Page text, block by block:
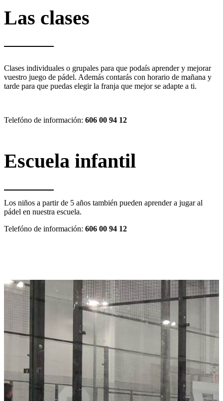
Las clases
Clases individuales o grupales para que podaís aprender y mejorar
vuestro juego de pádel. Además contarás con horario de mañana y
tarde para que puedas elegir la franja que mejor se adapte a ti.
Telefóno de información: 606 00 94 12
Escuela infantil
Los niños a partir de 5 años también pueden aprender a jugar al
pádel en nuestra escuela.
Telefóno de información: 606 00 94 12